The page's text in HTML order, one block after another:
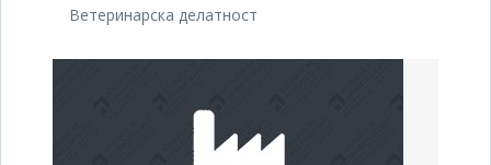
Ветеринарска делатност